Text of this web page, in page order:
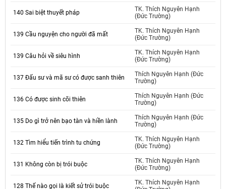
140 Sai biệt thuyết pháp
TK. Thích Nguyên Hạnh
(Đức Trường)
139 Cầu nguyện cho người đã mất
TK. Thích Nguyên Hạnh
(Đức Trường)
139 Câu hỏi về siêu hình
TK. Thích Nguyên Hạnh
(Đức Trường)
137 Đấu sư và mã sư có được sanh thiên
Thích Nguyên Hạnh (Đức
Trường)
136 Có được sinh cõi thiên
Thích Nguyên Hạnh (Đức
Trường)
135 Do gì trở nên bạo tàn và hiền lành
Thích Nguyên Hạnh (Đức
Trường)
132 Tìm hiểu tiến trình tu chứng
TK. Thích Nguyên Hạnh
(Đức Trường)
131 Không còn bị trói buộc
TK. Thích Nguyên Hạnh
(Đức Trường)
128 Thế nào gọi là kiết sử trói buộc
TK. Thích Nguyên Hạnh